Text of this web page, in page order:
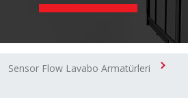
Sensor Flow Lavabo Armatürleri